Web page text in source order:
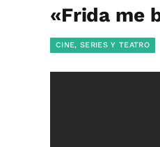
«Frida me
CINE, SERIES Y TEATRO